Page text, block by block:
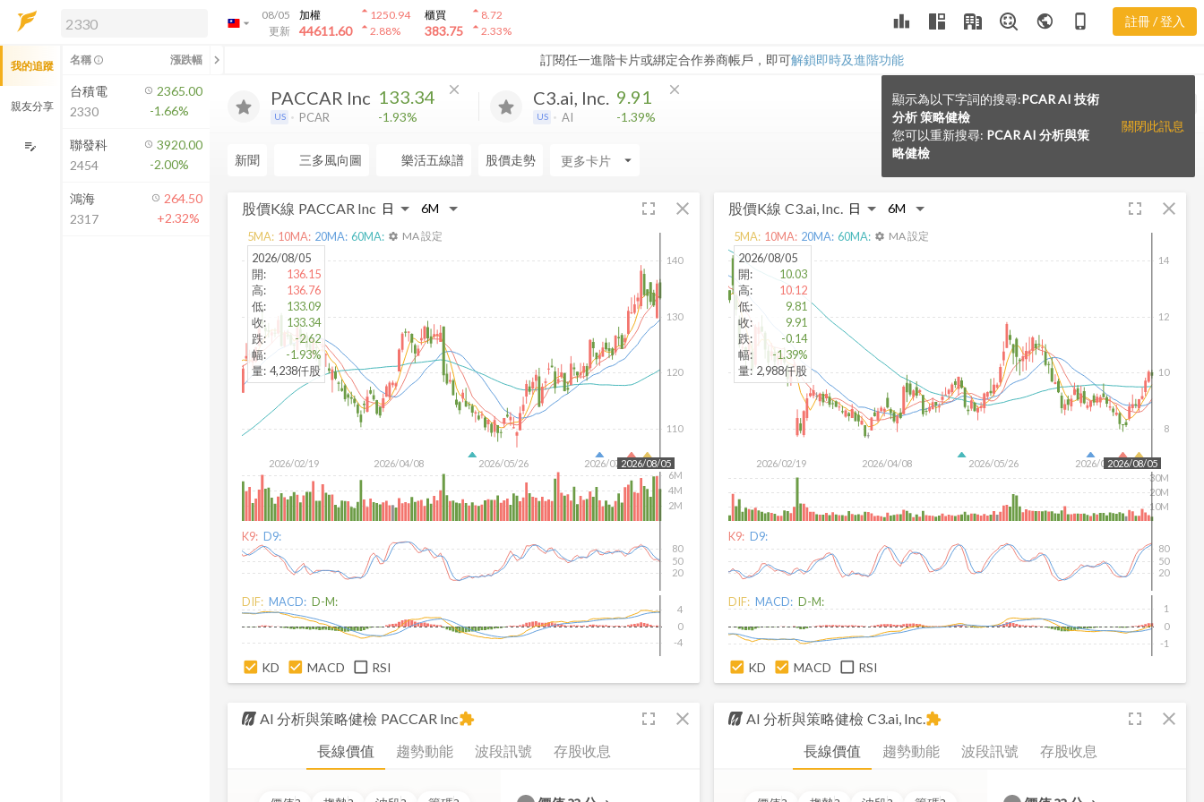
arrow_drop_down
08/05
更新
加權
44611.60
arrow_drop_up1250.94
arrow_drop_up2.88%
櫃買
383.75
arrow_drop_up8.72
arrow_drop_up2.33% leaderboard public phone_iphone 註冊 / 登入
訂閱任一進階卡片或綁定合作券商帳戶，即可解鎖即時及進階功能
解鎖即時行情及進階功能
方案」，即可解鎖以下功能：
即時行情
即時市況與排行
成交金額熱力圖
前往方案訂閱
如何綁定合作券商
顯示為以下字詞的搜尋:PCAR AI 技術
分析 策略健檢
您可以重新搜尋: PCAR AI 分析與策
略健檢
關閉此訊息
PACCAR Inc
US PCAR
133.34
-1.93%
close C3.ai, Inc.
US AI
9.91
-1.39%
close
新聞 三多風向圖 樂活五線譜 股價走勢 arrow_drop_down
股價K線 PACCAR Inc fullscreen close
2026/02/19 2026/04/08 2026/05/26 2026/07/14
110
120
130
140
2026/08/05
2M
4M
6M
2026/08/05
開:
136.15
高:
136.76
低:
133.09
收:
133.34
跌:
-2.62
幅:
-1.93%
量: 4,238仟股
5MA: 10MA: 20MA: 60MA: settings MA 設定
K9: D9:
20
50
80
DIF: MACD: D-M:
-4
0
4
KD MACD RSI
股價K線 C3.ai, Inc. fullscreen close
2026/02/19 2026/04/08 2026/05/26 2026/07/14
8
10
12
14
2026/08/05
10M
20M
30M
2026/08/05
開:
10.03
高:
10.12
低:
9.81
收:
9.91
跌:
-0.14
幅:
-1.39%
量: 2,988仟股
5MA: 10MA: 20MA: 60MA: settings MA 設定
K9: D9:
20
50
80
DIF: MACD: D-M:
-1
0
1
KD MACD RSI
AI 分析與策略健檢 PACCAR Inc fullscreen close
extension
長線價值 趨勢動能 波段訊號 存股收息
AI 分析與策略健檢 C3.ai, Inc. fullscreen close
extension
長線價值 趨勢動能 波段訊號 存股收息
我的追蹤
親友分享
edit_note
名稱 info_outline 漲跌幅 chevron_left
台積電
2330
2365.00
-1.66%
聯發科
2454
3920.00
-2.00%
鴻海
2317
264.50
+2.32%